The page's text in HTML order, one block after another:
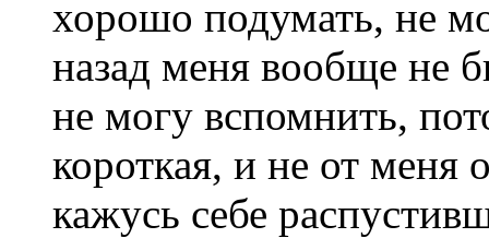
хорошо подумать, не
назад меня вообще не
не могу вспомнить,
короткая, и не от меня
кажусь себе